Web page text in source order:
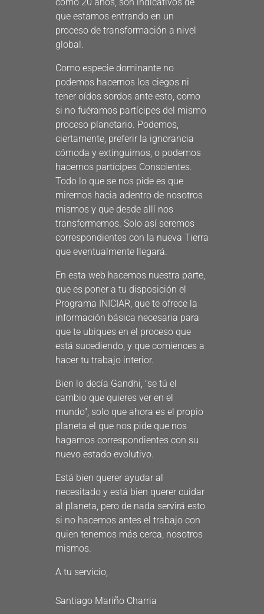
que estamos entrando en un
proceso de transformación a nivel
global.
Como especie dominante no
podemos hacernos los ciegos ni
tener oídos sordos ante esto, como
si no fuéramos partícipes del mismo
proceso planetario. Podemos,
ciertamente, preferir la ignorancia
cómoda y extinguirnos, o podemos
hacernos partícipes Conscientes.
Todo lo que se nos pide es que
miremos hacia adentro de nosotros
mismos y que desde allí nos
transformemos. Solo así seremos
correspondientes con la nueva Tierra
que eventualmente llegará.
En esta web hacemos nuestra parte,
que es poner a tu disposición el
Programa INICIAR, que te ofrece la
información básica necesaria para
que te ubiques en el proceso que
está sucediendo, y que comiences a
hacer tu trabajo interior.
Bien lo decía Gandhi, "se tú el
cambio que quieres ver en el
mundo", solo que ahora es el propio
planeta el que nos pide que nos
hagamos correspondientes con su
nuevo estado evolutivo.
Está bien querer ayudar al
necesitado y está bien querer cuidar
al planeta, pero de nada servirá esto
si no hacemos antes el trabajo con
quien tenemos más cerca, nosotros
mismos.
A tu servicio,
Santiago Mariño Charria